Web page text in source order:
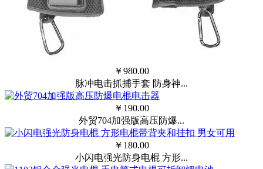
￥980.00
脉冲电击抓捕手套 防身神...
￥ 190.00
外贸704加强版高压防爆...
￥ 180.00
小闪电强光防身电棍 方形...